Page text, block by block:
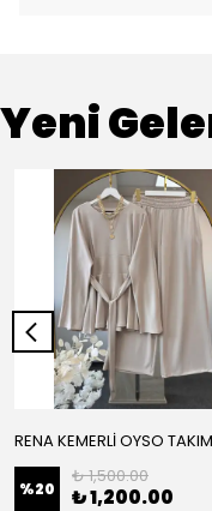
Yeni
%20
₺ 1,500.00
₺ 1,200.00